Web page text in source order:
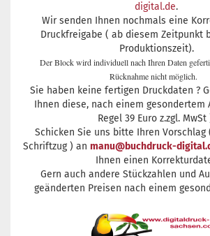
digital.de.
Wir senden Ihnen nochmals eine
Druckfreigabe ( ab diesem Zeitpunkt
Produktionszeit).
Der Block wird individuell nach Ihren Daten
Rücknahme nicht möglich.
Sie haben keine fertigen Druckdaten ?
Ihnen diese, nach einem gesondertem
Regel 39 Euro z.zgl. MwSt
Schicken Sie uns bitte Ihren Vorschlag
Schriftzug ) an manu@buchdruck-
Ihnen einen
Gern auch andere Stückzahlen und
geänderten Preisen nach einem